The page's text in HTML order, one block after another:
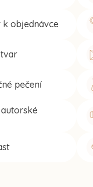
k objednávce
pečení